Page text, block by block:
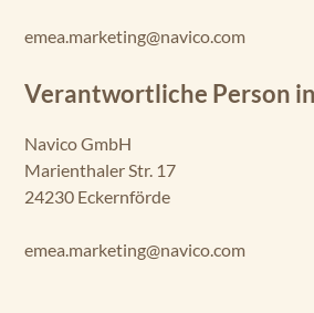
emea.marketing@navico.com
Verantwortliche Person
Navico GmbH
Marienthaler Str. 17
24230 Eckernförde
emea.marketing@navico.com